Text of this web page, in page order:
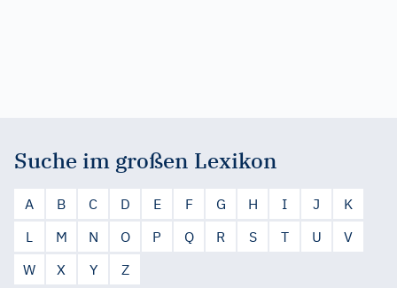
Suche im großen Lexikon
A B C D E F G H I J
K
L
M N O P Q R S T U
V
W
X Y Z